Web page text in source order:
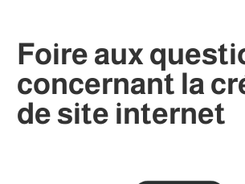
Foire aux
concernant la
de site internet